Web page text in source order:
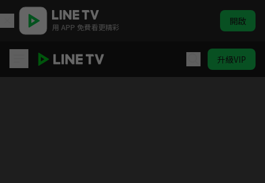
用 APP 免費看更精彩 開啟
升級VIP